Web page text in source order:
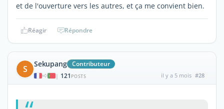
et de l'ouverture vers les autres, et ça me convient bien.
Réagir Répondre
S Sekupang Contributeur
| 121 POSTS il y a 5 mois #28